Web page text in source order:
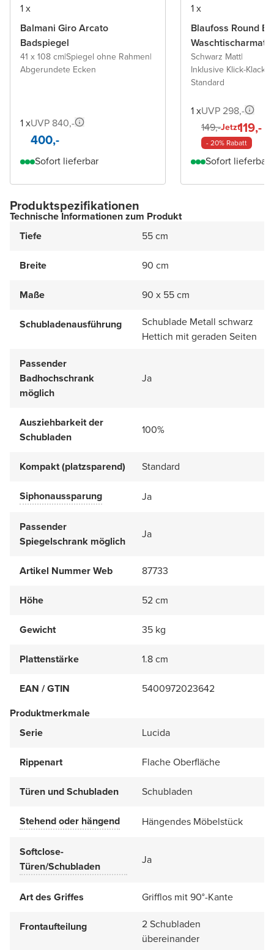
1 x
Balmani Giro Arcato
Badspiegel
41 x 108 cm|Spiegel ohne Rahmen|
Abgerundete Ecken
1 xUVP 840,-
400,-
Sofort lieferbar
1 x
Blaufoss Round
Schwarz Matt|
Inklusive Klick-Klack
Standard
1 xUVP 298,-
149,-Jetzt119,-
- 20% Rabatt
Sofort lieferbar
Produktspezifikationen
Technische Informationen zum Produkt
Tiefe
55 cm
Breite 90 cm
Maße 90 x 55 cm
Schubladenausführung
Schublade Metall schwarz
Hettich mit geraden Seiten
Passender
Badhochschrank
möglich
Ja
Ausziehbarkeit der
Schubladen
100%
Kompakt (platzsparend) Standard
Siphonaussparung Ja
Passender
Spiegelschrank möglich
Ja
Artikel Nummer Web 87733
Höhe 52 cm
Gewicht 35 kg
Plattenstärke 1.8 cm
EAN / GTIN
5400972023642
Produktmerkmale
Serie
Lucida
Rippenart Flache Oberfläche
Türen und Schubladen Schubladen
Stehend oder hängend Hängendes Möbelstück
Softclose-
Türen/Schubladen
Ja
Art des Griffes Grifflos mit 90°-Kante
Frontaufteilung
2 Schubladen
übereinander